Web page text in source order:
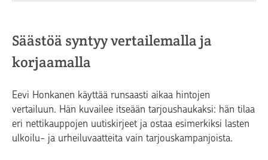
Säästöä syntyy vertailemalla ja
korjaamalla
Eevi Honkanen käyttää runsaasti aikaa hintojen
vertailuun. Hän kuvailee itseään tarjoushaukaksi: hän tilaa
eri nettikauppojen uutiskirjeet ja ostaa esimerkiksi lasten
ulkoilu- ja urheiluvaatteita vain tarjouskampanjoista.